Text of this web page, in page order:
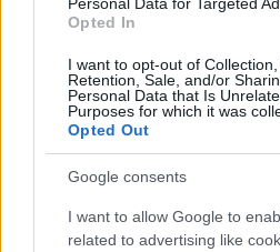
Opted In
I want to opt-out of Collection,
Retention, Sale, and/or
Personal Data that Is
Purposes for which it was
Opted Out
Google consents
I want to allow Google to
related to advertising like